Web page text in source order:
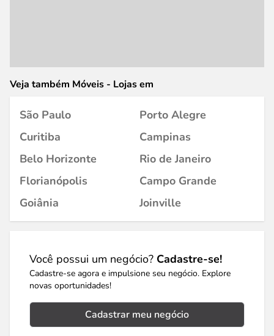
Veja também Móveis - Lojas em
São Paulo
Porto Alegre
Curitiba
Campinas
Belo Horizonte
Rio de Janeiro
Florianópolis
Campo Grande
Goiânia
Joinville
Você possui um negócio? Cadastre-se!
Cadastre-se agora e impulsione seu negócio. Explore
novas oportunidades!
Cadastrar meu negócio